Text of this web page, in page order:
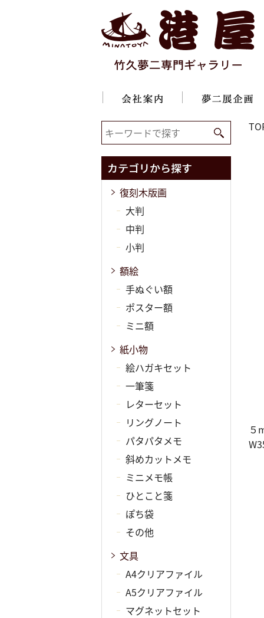
５
復刻木版画
大判
中判
小判
額絵
手ぬぐい額
ポスター額
ミニ額
紙小物
絵ハガキセット
一筆箋
レターセット
リングノート
パタパタメモ
斜めカットメモ
ミニメモ帳
ひとこと箋
ぽち袋
その他
文具
A4クリアファイル
A5クリアファイル
マグネットセット